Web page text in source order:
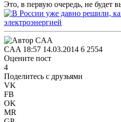
Это, в первую очередь, не будет
CAA 18:57 14.03.2014 6 2554
Оцените пост
4
Поделитесь с друзьями
VK
FB
OK
MR